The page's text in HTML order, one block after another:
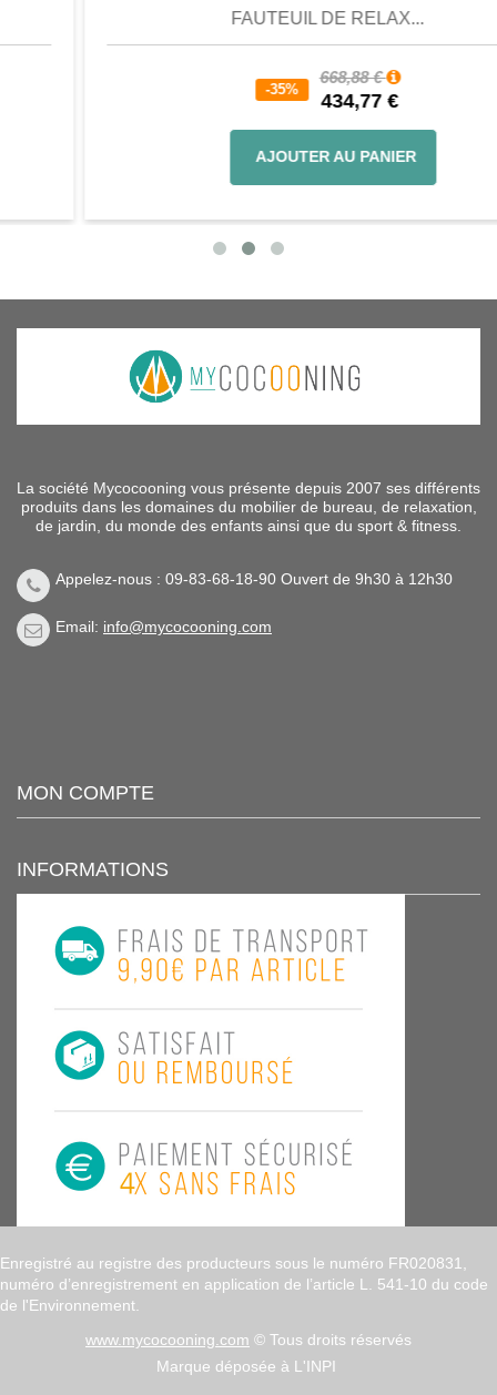
FAUTEUIL DE RELAX...
668,88 €
434,77 €
AJOUTER AU PANIER
La société Mycocooning vous présente depuis 2007 ses différents
produits dans les domaines du mobilier de bureau, de relaxation,
de jardin, du monde des enfants ainsi que du sport & fitness.
Appelez-nous : 09-83-68-18-90 Ouvert de 9h30 à 12h30
Email: info@mycocooning.com
MON COMPTE
INFORMATIONS
Enregistré au registre des producteurs sous le numéro FR020831,
numéro d’enregistrement en application de l’article L. 541-10 du code
de l'Environnement.
www.mycocooning.com © Tous droits réservés
Marque déposée à L'INPI